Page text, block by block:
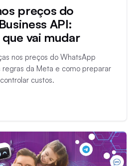
preços do
API:
vai mudar
nos preços do WhatsApp
regras da Meta e como preparar
custos.